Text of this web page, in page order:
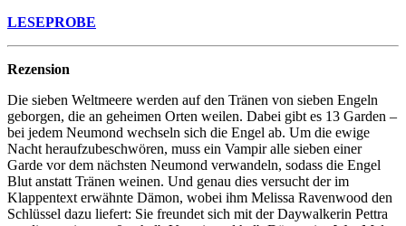
LESEPROBE
Rezension
Die sieben Weltmeere werden auf den Tränen von sieben Engeln
geborgen, die an geheimen Orten weilen. Dabei gibt es 13 Garden –
bei jedem Neumond wechseln sich die Engel ab. Um die ewige
Nacht heraufzubeschwören, muss ein Vampir alle sieben einer
Garde vor dem nächsten Neumond verwandeln, sodass die Engel
Blut anstatt Tränen weinen. Und genau dies versucht der im
Klappentext erwähnte Dämon, wobei ihm Melissa Ravenwood den
Schlüssel dazu liefert: Sie freundet sich mit der Daywalkerin Pettra